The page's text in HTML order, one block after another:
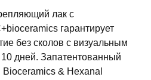
лак с
гарантирует
без сколов с визуальным
дней. Запатентованный
Bioceramics & Hexanal